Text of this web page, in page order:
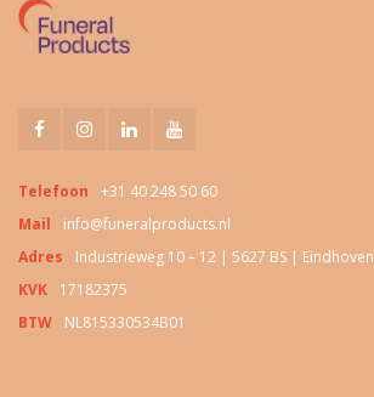
Telefoon
+31 40 248 50 60
Mail
info@funeralproducts.nl
Adres
Industrieweg 10 – 12 | 5627 BS |
KVK
17182375
BTW
NL815330534B01